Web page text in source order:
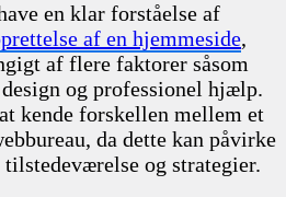
en klar forståelse af
af en hjemmeside,
af flere faktorer såsom
og professionel hjælp.
kende forskellen mellem et
da dette kan påvirke
og strategier.